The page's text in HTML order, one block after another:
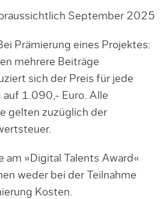
September 2025
Prämierung eines Projektes:
mehrere Beiträge
sich der Preis für jede
auf 1.090,- Euro. Alle
gelten zuzüglich der
am »Digital Talents Award«
weder bei der Teilnahme
Kosten.